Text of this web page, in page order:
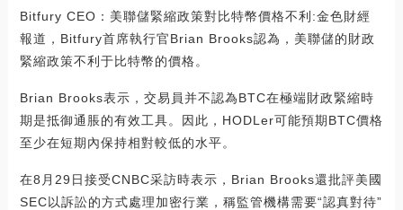
Bitfury CEO：美聯儲緊縮政策對比特幣價格不利:金色財經
報道，Bitfury首席執行官Brian Brooks認為，美聯儲的財政
緊縮政策不利于比特幣的價格。
Brian Brooks表示，交易員并不認為BTC在極端財政緊縮時
期是抵御通脹的有效工具。因此，HODLer可能預期BTC價格
至少在短期內保持相對較低的水平。
在8月29日接受CNBC采訪時表示，Brian Brooks還批評美國
SEC以訴訟的方式處理加密行業，稱監管機構需要“認真對待”